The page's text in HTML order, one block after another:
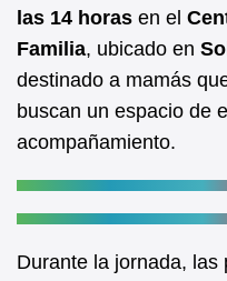
las 14 horas en el
Familia, ubicado en
destinado a mamás
buscan un espacio de
acompañamiento.
Durante la jornada, las